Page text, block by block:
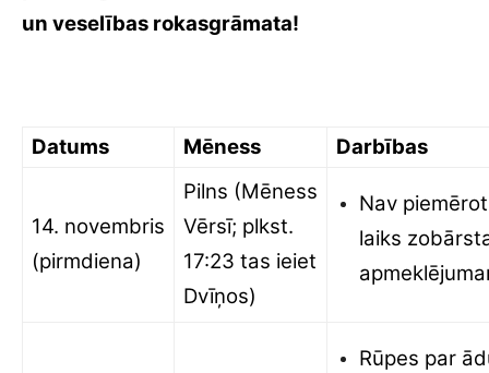
un veselības rokasgrāmata!
Datums Mēness Darbības
14. novembris
(pirmdiena)
Pilns (Mēness
Vērsī; plkst.
17:23 tas ieiet
Dvīņos)
Nav
laiks
Rūpes par